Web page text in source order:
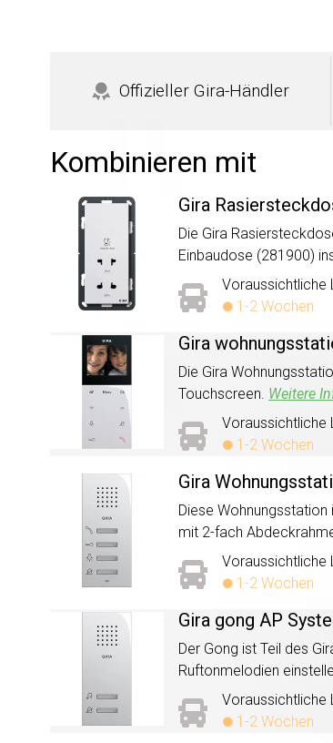
Offizieller Gira-Händler
Kombinieren mit
Gira
Die Gira
Einbaudose (281900)
Voraussichtliche
1-2 Wochen
Gira
Die Gira
Touchscreen. Weitere
Voraussichtliche
1-2 Wochen
Gira
Diese
mit 2-fach
Voraussichtliche
1-2 Wochen
Gira gong AP
Der Gong ist Teil des
Ruftonmelodien
Voraussichtliche
1-2 Wochen